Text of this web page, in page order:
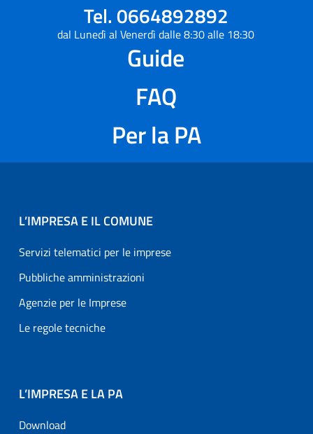
Tel. 0664892892
dal Lunedì al Venerdì dalle 8:30 alle 18:30
Guide
FAQ
Per la PA
L’IMPRESA E IL COMUNE
Servizi telematici per le imprese
Pubbliche amministrazioni
Agenzie per le Imprese
Le regole tecniche
L’IMPRESA E LA PA
Download